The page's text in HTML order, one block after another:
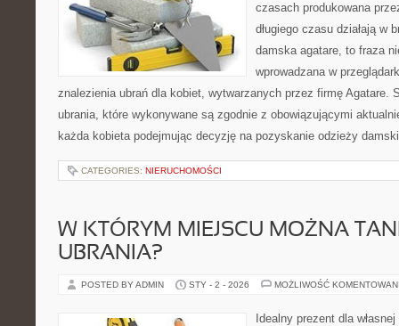
czasach produkowana
długiego czasu działają w
damska agatare, to fraza
wprowadzana w
znalezienia ubrań dla kobiet, wytwarzanych przez firmę Agatare.
ubrania, które wykonywane są zgodnie z obowiązującymi
każda kobieta podejmując decyzję na pozyskanie odzieży
CATEGORIES: NIERUCHOMOŚCI
W KTÓRYM MIEJSCU MOŻNA
UBRANIA?
POSTED BY ADMIN STY - 2 - 2026 MOŻLIWOŚĆ
Idealny prezent dla